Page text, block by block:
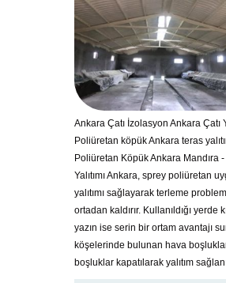
Ankara Çatı İzolasyon Ankara Çatı
Poliüretan köpük Ankara teras
Poliüretan Köpük Ankara Mandıra
Yalıtımı Ankara, sprey poliüretan
yalıtımı sağlayarak terleme
ortadan kaldırır. Kullanıldığı yerde
yazın ise serin bir ortam avantajı
köşelerinde bulunan hava
boşluklar kapatılarak yalıtım